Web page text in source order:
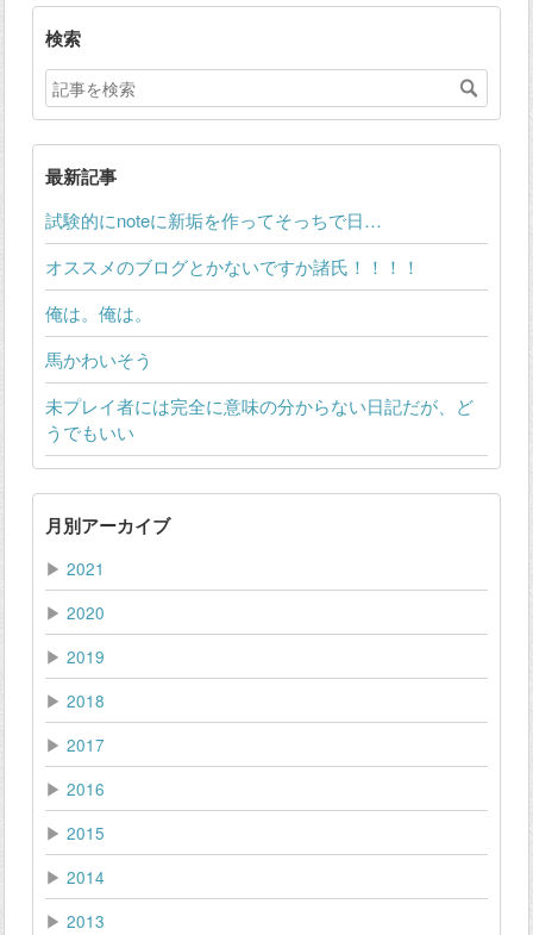
検索
最新記事
試験的にnoteに新垢を作ってそっちで日…
オススメのブログとかないですか諸氏！！！！
俺は。俺は。
馬かわいそう
未プレイ者には完全に意味の分からない日記だが、ど
うでもいい
月別アーカイブ
▶ 2021
▶ 2020
▶ 2019
▶ 2018
▶ 2017
▶ 2016
▶ 2015
▶ 2014
▶ 2013